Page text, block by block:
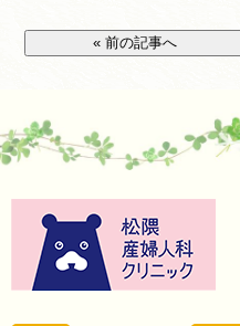
« 前の記事へ